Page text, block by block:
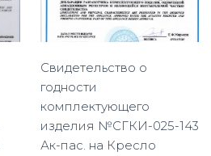
Свидетельство о
годности
комплектующего
изделия №СГКИ-025-143
Ак-пас. на Кресло